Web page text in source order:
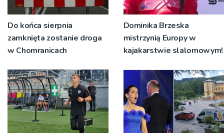
Do końca sierpnia
zamknięta zostanie droga
w Chomranicach
Dominika Brzeska
mistrzynią Europy w
kajakarstwie slalomowym!